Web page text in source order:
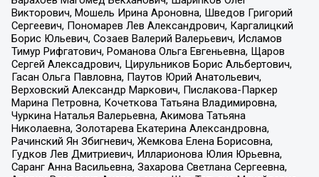
Викторович, Мошель Ирина Ароновна, Шведов Григорий
Сергеевич, Пономарев Лев Александрович, Каргалицкий
Борис Юльевич, Созаев Валерий Валерьевич, Исламов
Тимур Рифгатович, Романова Ольга Евгеньевна, Щаров
Сергей Алексадрович, Цирульников Борис Альбертович,
Гасан Ольга Павловна, Паутов Юрий Анатольевич,
Верховский Александр Маркович, Пислакова-Паркер
Марина Петровна, Кочеткова Татьяна Владимировна,
Чуркина Наталья Валерьевна, Акимова Татьяна
Николаевна, Золотарева Екатерина Александровна,
Рачинский Ян Збигневич, Жемкова Елена Борисовна,
Гудков Лев Дмитриевич, Илларионова Юлия Юрьевна,
Саранг Анна Васильевна, Захарова Светлана Сергеевна,